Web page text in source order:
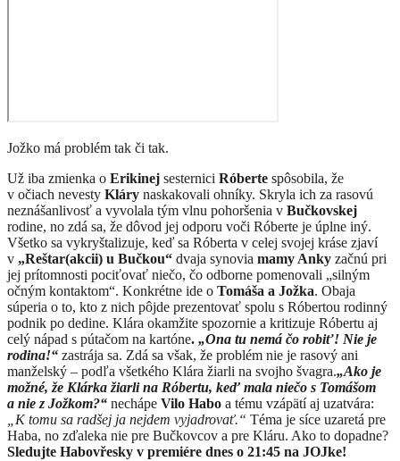
Jožko má problém tak či tak.
Už iba zmienka o Erikinej sesternici Róberte spôsobila, že
v očiach nevesty Kláry naskakovali ohníky. Skryla ich za rasovú
neznášanlivosť a vyvolala tým vlnu pohoršenia v Bučkovskej
rodine, no zdá sa, že dôvod jej odporu voči Róberte je úplne iný.
Všetko sa vykryštalizuje, keď sa Róberta v celej svojej kráse zjaví
v „Reštar(akcii) u Bučkou“ dvaja synovia mamy Anky začnú pri
jej prítomnosti pociťovať niečo, čo odborne pomenovali „silným
očným kontaktom“. Konkrétne ide o Tomáša a Jožka. Obaja
súperia o to, kto z nich pôjde prezentovať spolu s Róbertou rodinný
podnik po dedine. Klára okamžite spozornie a kritizuje Róbertu aj
celý nápad s pútačom na kartóne. „Ona tu nemá čo robiť! Nie je
rodina!“ zastrája sa. Zdá sa však, že problém nie je rasový ani
manželský – podľa všetkého Klára žiarli na svojho švagra.„Ako je
možné, že Klárka žiarli na Róbertu, keď mala niečo s Tomášom
a nie z Jožkom?“ nechápe Vilo Habo a tému vzápätí aj uzatvára:
„K tomu sa radšej ja nejdem vyjadrovať.“ Téma je síce uzaretá pre
Haba, no zďaleka nie pre Bučkovcov a pre Kláru. Ako to dopadne?
Sledujte Habovřesky v premiére dnes o 21:45 na JOJke!